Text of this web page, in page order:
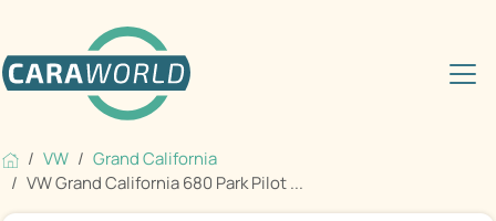
VW
Grand California
VW Grand California 680 Park Pilot ...